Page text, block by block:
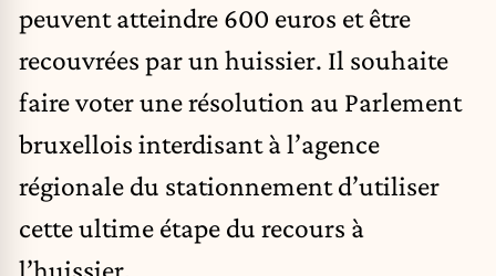
peuvent atteindre 600 euros et être
recouvrées par un huissier. Il souhaite
faire voter une résolution au Parlement
bruxellois interdisant à l’agence
régionale du stationnement d’utiliser
cette ultime étape du recours à
l’huissier.